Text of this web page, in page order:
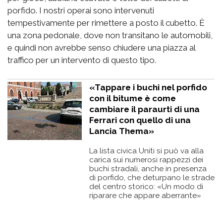
porfido. I nostri operai sono intervenuti
tempestivamente per rimettere a posto il cubetto. È
una zona pedonale, dove non transitano le automobili,
e quindi non avrebbe senso chiudere una piazza al
traffico per un intervento di questo tipo.
«Tappare i buchi nel porfido
con il bitume è come
cambiare il paraurti di una
Ferrari con quello di una
Lancia Thema»
La lista civica Uniti si può va alla
carica sui numerosi rappezzi dei
buchi stradali, anche in presenza
di porfido, che deturpano le strade
del centro storico: «Un modo di
riparare che appare aberrante»